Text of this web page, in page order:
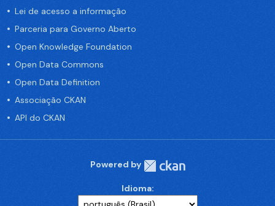
Lei de acesso a informação
Parceria para Governo Aberto
Open Knowledge Foundation
Open Data Commons
Open Data Definition
Associação CKAN
API do CKAN
Powered by
Idioma